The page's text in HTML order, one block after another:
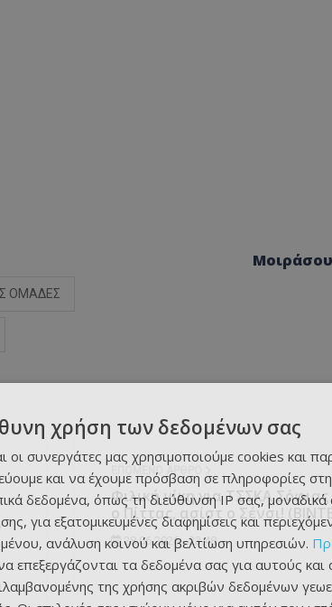
ΟΜΑΔΕΣ
ΕΠΌΜΕΝΟ ΆΡΘΡΟ
Φιλική νίκη για ΤΣΣΚΑ
ο Πίττας, ασίστ ο Σένσι!
28.06.2026 - 23:48
χρήση των δεδομένων σας
οι συνεργάτες μας χρησιμοποιούμε cookies και
και να έχουμε πρόσβαση σε πληροφορίες
δεδομένα, όπως τη διεύθυνση IP σας, μοναδικά
για εξατομικευμένες διαφημίσεις και
ανάλυση κοινού και βελτίωση υπηρεσιών.
επεξεργάζονται τα δεδομένα σας για αυτούς
της χρήσης ακριβών δεδομένων